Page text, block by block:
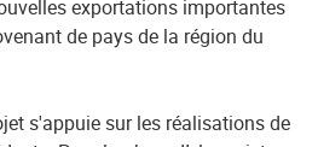
exportations importantes
de pays de la région du
s'appuie sur les réalisations de